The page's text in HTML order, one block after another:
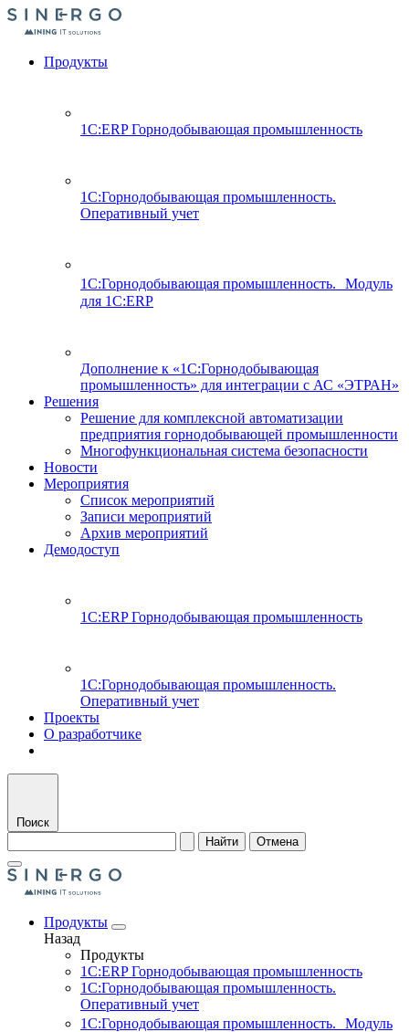
Продукты
1С:ERP Горнодобывающая промышленность
1С:Горнодобывающая промышленность.
Оперативный учет
1С:Горнодобывающая промышленность. Модуль
для 1С:ERP
Дополнение к «1С:Горнодобывающая
промышленность» для интеграции с АС «ЭТРАН»
Решения
Решение для комплексной автоматизации
предприятия горнодобывающей промышленности
Многофункциональная система безопасности
Новости
Мероприятия
Список мероприятий
Записи мероприятий
Архив мероприятий
Демодоступ
1С:ERP Горнодобывающая промышленность
1С:Горнодобывающая промышленность.
Оперативный учет
Проекты
О разработчике
Поиск
Найти
Отмена
Продукты
Назад
Продукты
1С:ERP Горнодобывающая промышленность
1С:Горнодобывающая промышленность.
Оперативный учет
1С:Горнодобывающая промышленность. Модуль